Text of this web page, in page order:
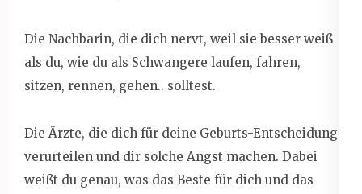
Die Nachbarin, die dich nervt, weil sie besser weiß
als du, wie du als Schwangere laufen, fahren,
sitzen, rennen, gehen.. solltest.
Die Ärzte, die dich für deine Geburts-Entscheidung
verurteilen und dir solche Angst machen. Dabei
weißt du genau, was das Beste für dich und das